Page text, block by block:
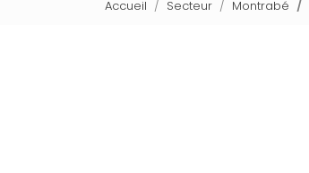
Accueil Secteur Montrabé